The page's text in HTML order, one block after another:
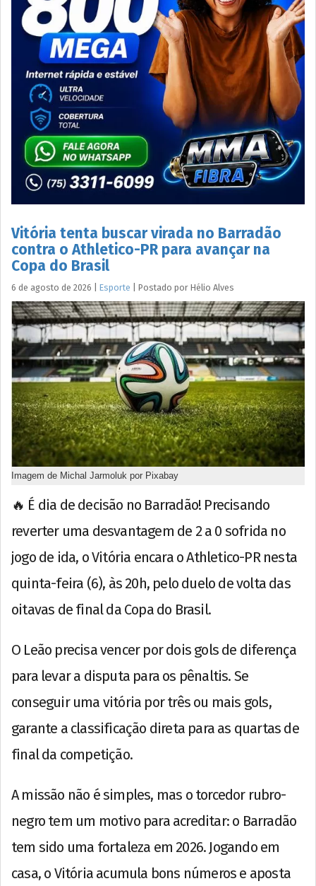
Vitória tenta buscar virada no Barradão
contra o Athletico-PR para avançar na
Copa do Brasil
6 de agosto de 2026 Esporte Postado por Hélio Alves
Imagem de Michal Jarmoluk por Pixabay
🔥 É dia de decisão no Barradão! Precisando
reverter uma desvantagem de 2 a 0 sofrida no
jogo de ida, o Vitória encara o Athletico-PR nesta
quinta-feira (6), às 20h, pelo duelo de volta das
oitavas de final da Copa do Brasil.
O Leão precisa vencer por dois gols de diferença
para levar a disputa para os pênaltis. Se
conseguir uma vitória por três ou mais gols,
garante a classificação direta para as quartas de
final da competição.
A missão não é simples, mas o torcedor rubro-
negro tem um motivo para acreditar: o Barradão
tem sido uma fortaleza em 2026. Jogando em
casa, o Vitória acumula bons números e aposta